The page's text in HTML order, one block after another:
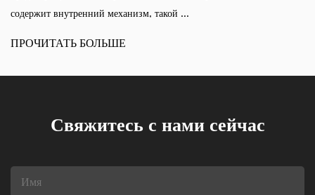
содержит внутренний механизм, такой ...
ПРОЧИТАТЬ БОЛЬШЕ
Свяжитесь с нами сейчас